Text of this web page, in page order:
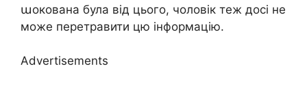
աокована була від цього, чоловік теж досі не
може перетравити цю інформацію.
Advertisements